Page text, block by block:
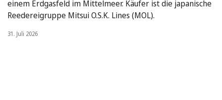
einem Erdgasfeld im Mittelmeer. Käufer ist die japanische
Reedereigruppe Mitsui O.S.K. Lines (MOL).
31. Juli 2026